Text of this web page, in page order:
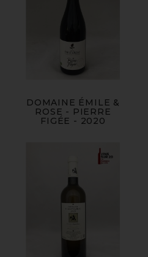
DOMAINE ÉMILE &
ROSE - PIERRE
FIGÉE - 2020